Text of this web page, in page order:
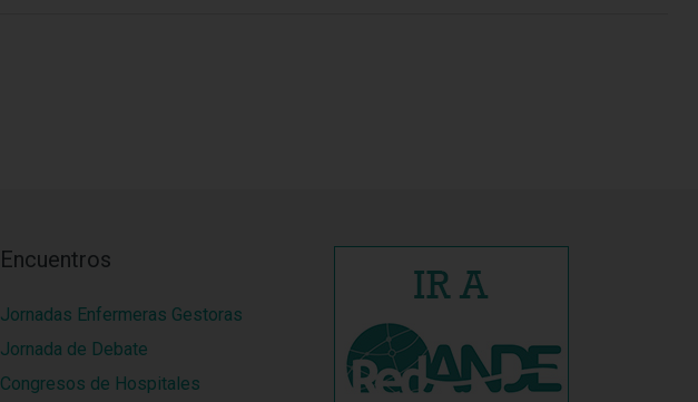
Encuentros
Jornadas Enfermeras Gestoras
Jornada de Debate
Congresos de Hospitales